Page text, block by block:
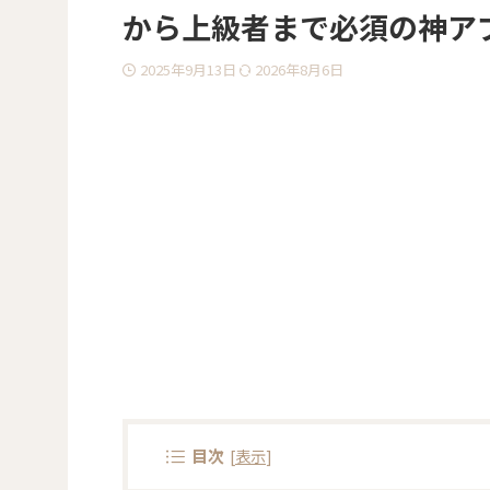
から上級者まで必須の神ア
2025年9月13日 2026年8月6日
目次 [表示]